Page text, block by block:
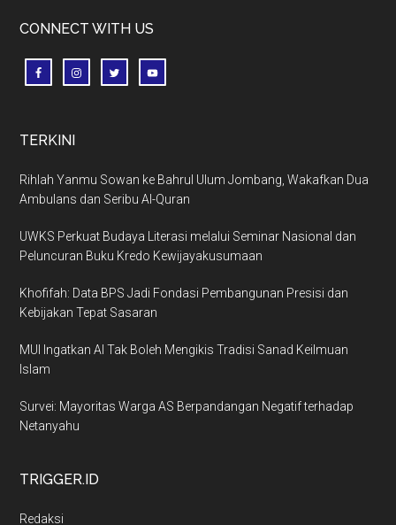
CONNECT WITH US
TERKINI
Rihlah Yanmu Sowan ke Bahrul Ulum Jombang, Wakafkan Dua
Ambulans dan Seribu Al-Quran
UWKS Perkuat Budaya Literasi melalui Seminar Nasional dan
Peluncuran Buku Kredo Kewijayakusumaan
Khofifah: Data BPS Jadi Fondasi Pembangunan Presisi dan
Kebijakan Tepat Sasaran
MUI Ingatkan AI Tak Boleh Mengikis Tradisi Sanad Keilmuan
Islam
Survei: Mayoritas Warga AS Berpandangan Negatif terhadap
Netanyahu
TRIGGER.ID
Redaksi